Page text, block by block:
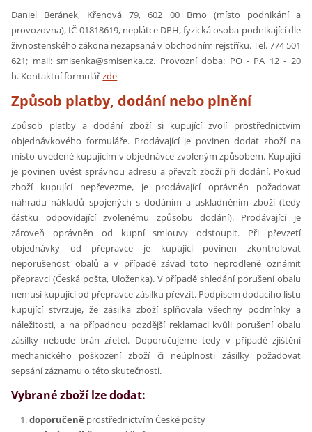
Daniel Beránek, Křenová 79, 602 00 Brno (místo podnikání a
provozovna), IČ 01818619, neplátce DPH, fyzická osoba podnikající dle
živnostenského zákona nezapsaná v obchodním rejstříku. Tel. 774 501
621; mail: smisenka@smisenka.cz. Provozní doba: PO - PA 12 - 20
h. Kontaktní formulářzde
Způsob platby, dodání nebo plnění
Způsob platby a dodání zboží si kupující zvolí prostřednictvím
objednávkového formuláře. Prodávající je povinen dodat zboží na
místo uvedené kupujícím v objednávce zvoleným způsobem. Kupující
je povinen uvést správnou adresu a převzít zboží při dodání. Pokud
zboží kupující nepřevezme, je prodávající oprávněn požadovat
náhradu nákladů spojených s dodáním a uskladněním zboží (tedy
částku odpovídající zvolenému způsobu dodání). Prodávající je
zároveň oprávněn od kupní smlouvy odstoupit. Při převzetí
objednávky od přepravce je kupující povinen zkontrolovat
neporušenost obalů a v případě závad toto neprodleně oznámit
přepravci (Česká pošta, Uloženka). V případě shledání porušení obalu
nemusí kupující od přepravce zásilku převzít. Podpisem dodacího listu
kupující stvrzuje, že zásilka zboží splňovala všechny podmínky a
náležitosti, a na případnou pozdější reklamaci kvůli porušení obalu
zásilky nebude brán zřetel. Doporučujeme tedy v případě zjištění
mechanického poškození zboží či neúplnosti zásilky požadovat
sepsání záznamu o této skutečnosti.
Vybrané zboží lze dodat:
doporučeně prostřednictvím České pošty